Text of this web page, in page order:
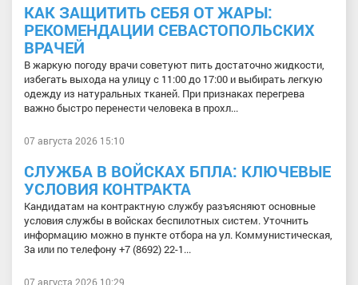
КАК ЗАЩИТИТЬ СЕБЯ ОТ ЖАРЫ:
РЕКОМЕНДАЦИИ СЕВАСТОПОЛЬСКИХ
ВРАЧЕЙ
В жаркую погоду врачи советуют пить достаточно жидкости,
избегать выхода на улицу с 11:00 до 17:00 и выбирать легкую
одежду из натуральных тканей. При признаках перегрева
важно быстро перенести человека в прохл...
07 августа 2026 15:10
СЛУЖБА В ВОЙСКАХ БПЛА: КЛЮЧЕВЫЕ
УСЛОВИЯ КОНТРАКТА
Кандидатам на контрактную службу разъясняют основные
условия службы в войсках беспилотных систем. Уточнить
информацию можно в пункте отбора на ул. Коммунистическая,
3а или по телефону +7 (8692) 22-1...
07 августа 2026 10:29